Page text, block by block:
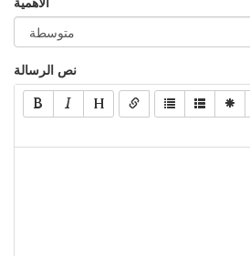
نص الرسالة